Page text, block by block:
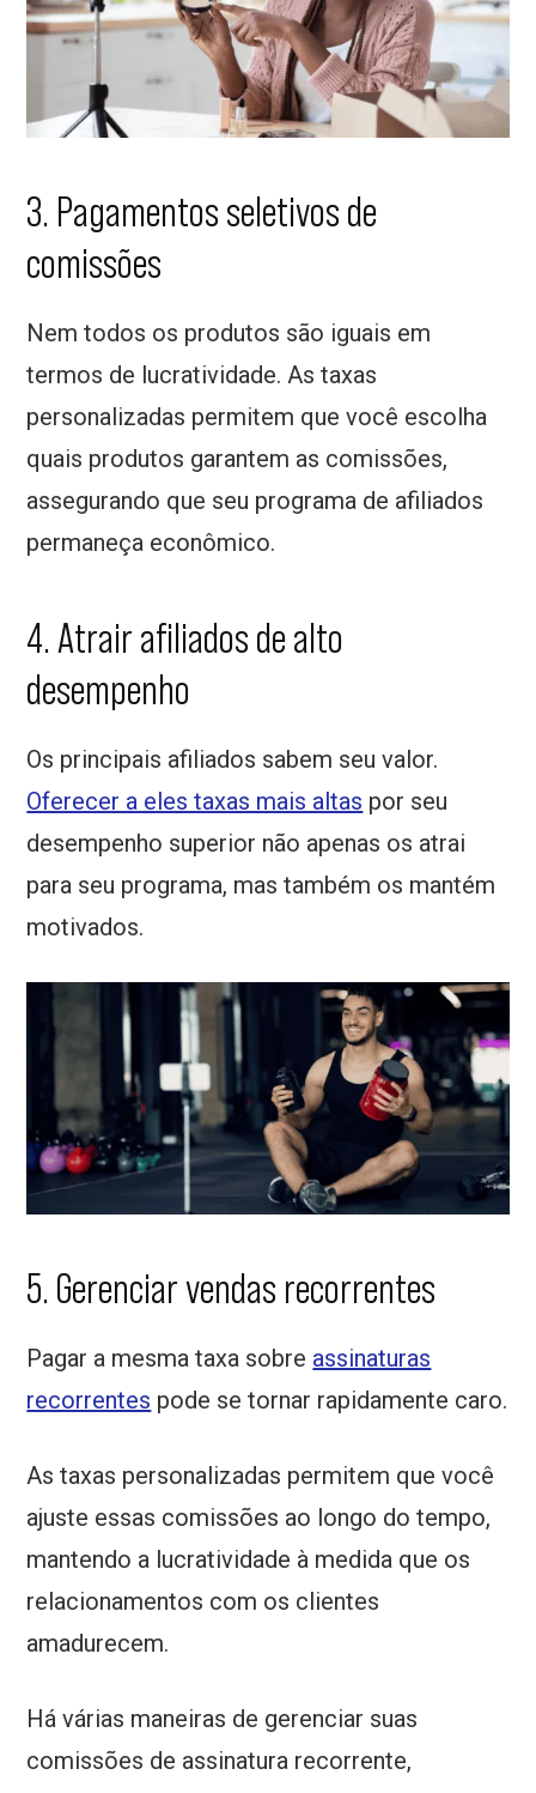
3. Pagamentos seletivos de
comissões
Nem todos os produtos são iguais em
termos de lucratividade. As taxas
personalizadas permitem que você escolha
quais produtos garantem as comissões,
assegurando que seu programa de afiliados
permaneça econômico.
4. Atrair afiliados de alto
desempenho
Os principais afiliados sabem seu valor.
Oferecer a eles taxas mais altas por seu
desempenho superior não apenas os atrai
para seu programa, mas também os mantém
motivados.
5. Gerenciar vendas recorrentes
Pagar a mesma taxa sobre assinaturas
recorrentes pode se tornar rapidamente caro.
As taxas personalizadas permitem que você
ajuste essas comissões ao longo do tempo,
mantendo a lucratividade à medida que os
relacionamentos com os clientes
amadurecem.
Há várias maneiras de gerenciar suas
comissões de assinatura recorrente,